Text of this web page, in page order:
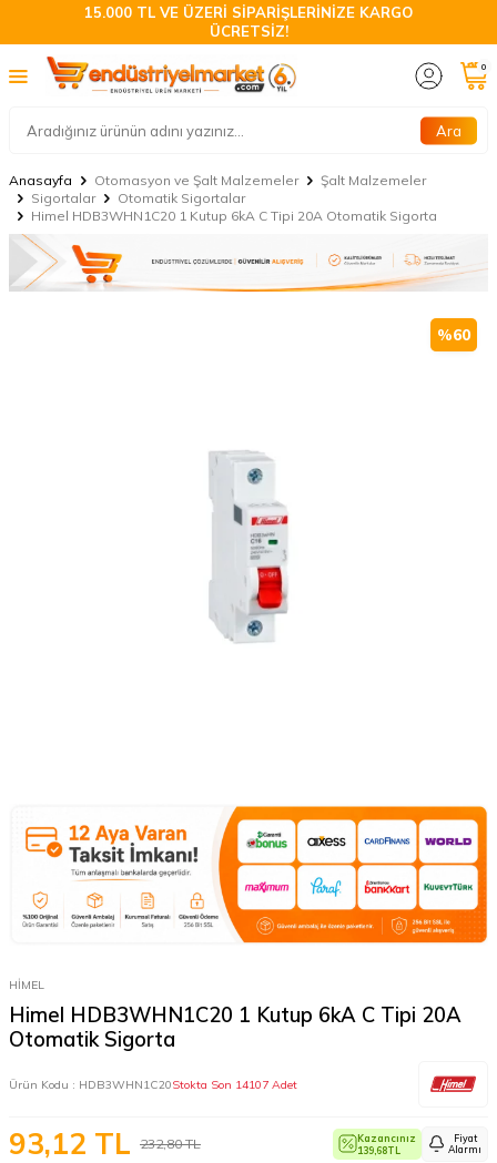
15.000 TL VE ÜZERİ SİPARİŞLERİNİZE KARGO
ÜCRETSİZ!
Ara
0
Anasayfa Otomasyon ve Şalt Malzemeler
Şalt Malzemeler
Sigortalar
Otomatik Sigortalar
Himel HDB3WHN1C20 1 Kutup 6kA C Tipi 20A Otomatik Sigorta
%60
HİMEL
Himel HDB3WHN1C20 1 Kutup 6kA C Tipi 20A
Otomatik Sigorta
Ürün Kodu : HDB3WHN1C20Stokta Son 14107 Adet
232,80TL
93,12 TL
Kazancınız
139,68TL
Fiyat
Alarmı